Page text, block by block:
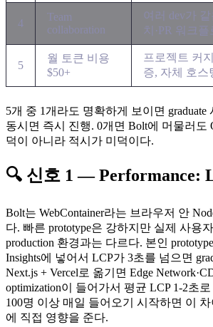
4
Team
collaboration
여러 dev가
치·PR 워크플
5
월 토큰 비용
$50+
프로젝트 커
증, 자체 호스
5개 중 1개라도 명확하게 보이면 graduate
동시면 즉시 진행. 0개면 Bolt에 머물러도
덕이 아니라 적시가 미덕이다.
🔍 신호 1 — Performance:
Bolt는 WebContainer라는 브라우저 안
다. 빠른 prototype은 강하지만 실제 사용
production 환경과는 다르다. 본인
Insights에 넣어서 LCP가 3초를 넘으면
Next.js + Vercel로 옮기면 Edge
optimization이 들어가서 평균 LCP 1-2초
100명 이상 매일 들어오기 시작하면 이 차
에 직접 영향을 준다.